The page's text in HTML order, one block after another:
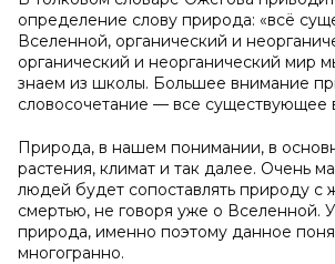
определение слову природа: «всё
Вселенной, органический и
органический и неорганический мир
знаем из школы. Большее внимание
словосочетание — все существующее
Природа, в нашем понимании, в
растения, климат и так далее. Очень
людей будет сопоставлять природу с
смертью, не говоря уже о Вселенной. У
природа, именно поэтому данное
многогранно.